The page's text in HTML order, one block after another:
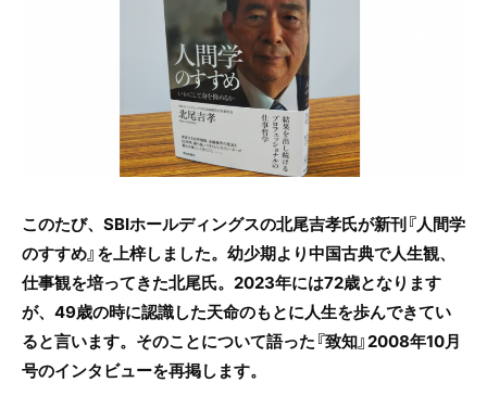
このたび、SBIホールディングスの北尾吉孝氏が新刊『人間学
のすすめ』を上梓しました。幼少期より中国古典で人生観、
仕事観を培ってきた北尾氏。2023年には72歳となります
が、49歳の時に認識した天命のもとに人生を歩んできてい
ると言います。そのことについて語った『致知』2008年10月
号のインタビューを再掲します。